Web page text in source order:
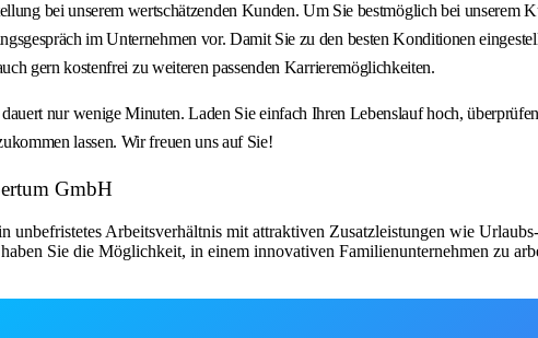
bei unserem wertschätzenden Kunden. Um Sie bestmöglich bei unserem
im Unternehmen vor. Damit Sie zu den besten Konditionen
gern kostenfrei zu weiteren passenden Karrieremöglichkeiten.
nur wenige Minuten. Laden Sie einfach Ihren Lebenslauf hoch,
lassen. Wir freuen uns auf Sie!
GmbH
Arbeitsverhältnis mit attraktiven Zusatzleistungen wie
Sie die Möglichkeit, in einem innovativen Familienunternehmen zu